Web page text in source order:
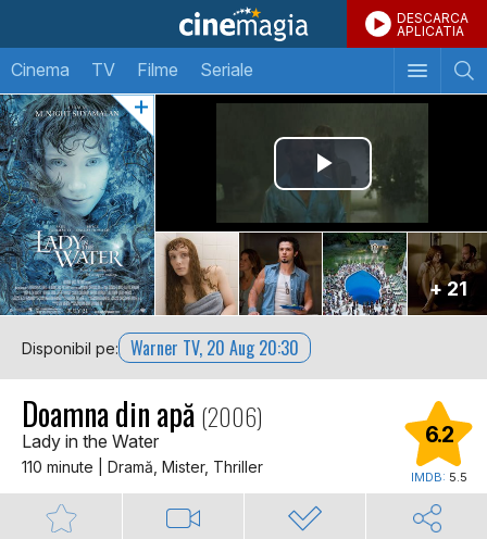
DESCARCA
APLICATIA
Cinema TV Filme Seriale
+ 21
Disponibil pe: Warner TV, 20 Aug 20:30
Doamna din apă (2006)
Lady in the Water
110 minute | Dramă, Mister, Thriller
6.2
IMDB: 5.5